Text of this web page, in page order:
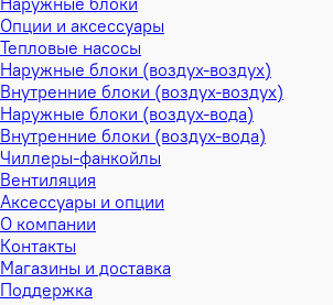
Опции и аксессуары
Тепловые насосы
Наружные блоки (воздух-воздух)
Внутренние блоки (воздух-воздух)
Наружные блоки (воздух-вода)
Внутренние блоки (воздух-вода)
Чиллеры-фанкойлы
Вентиляция
Аксессуары и опции
О компании
Контакты
Магазины и доставка
Поддержка